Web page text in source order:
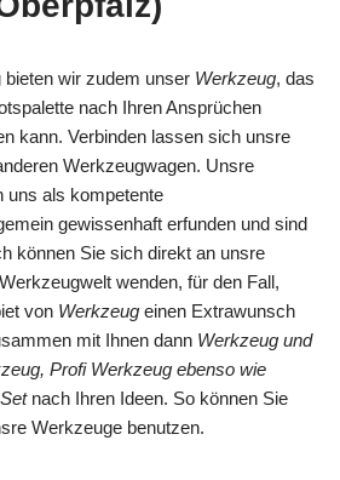
wir zudem unser Werkzeug, das
nach Ihren Ansprüchen
kann. Verbinden lassen sich unsre
Werkzeugwagen. Unsre
uns als kompetente
gewissenhaft erfunden und sind
können Sie sich direkt an unsre
wenden, für den Fall,
von Werkzeug einen Extrawunsch
mit Ihnen dann Werkzeug und
Profi Werkzeug ebenso wie
nach Ihren Ideen. So können Sie
Werkzeuge benutzen.